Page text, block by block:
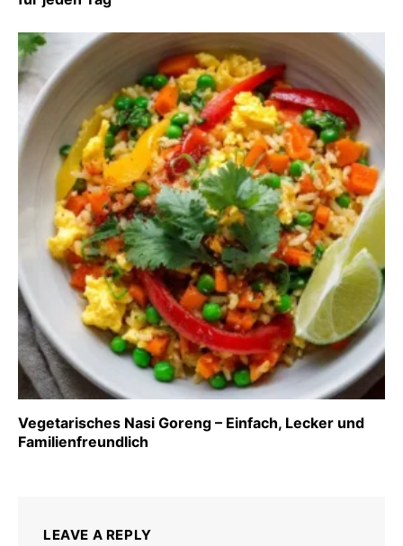
Vegetarisches Nasi Goreng – Einfach, Lecker und
Familienfreundlich
LEAVE A REPLY